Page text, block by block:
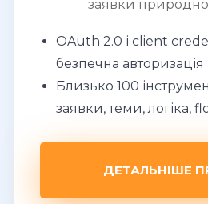
заявки
OAuth 2.0 і client
безпечна авторизація
Близько 100
заявки, теми, логіка,
ДЕТАЛЬНІШЕ